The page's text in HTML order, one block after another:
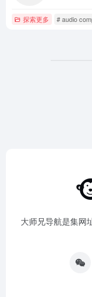
探索更多 # audio
大师兄导航是集网